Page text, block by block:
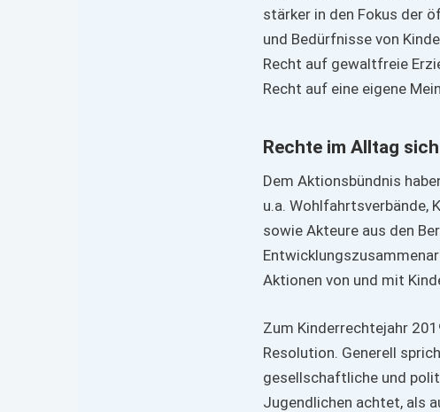
stärker in den Fokus der
und Bedürfnisse von
Recht auf gewaltfreie
Recht auf eine eigene
Rechte im Alltag
Dem Aktionsbündnis
u.a. Wohlfahrtsverbände,
sowie Akteure aus den
Aktionen von und mit
Zum Kinderrechtejahr
Resolution. Generell
gesellschaftliche und
Jugendlichen achtet, als